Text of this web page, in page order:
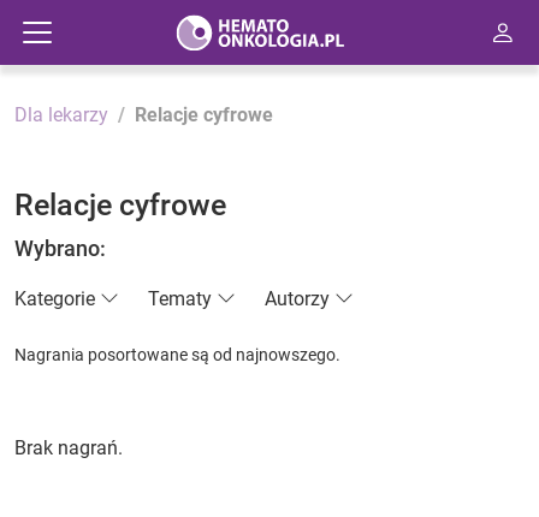
Dla lekarzy Relacje cyfrowe
Relacje cyfrowe
Wybrano:
Kategorie Tematy Autorzy
Nagrania posortowane są od najnowszego.
Brak nagrań.